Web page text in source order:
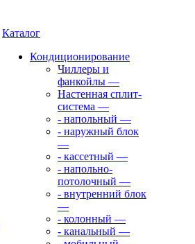
Каталог
Кондиционирование
Чиллеры и
фанкойлы —
Настенная сплит-
система —
- напольный —
- наружный блок
—
- кассетный —
- напольно-
потолочный —
- внутренний блок
—
- колонный —
- канальный —